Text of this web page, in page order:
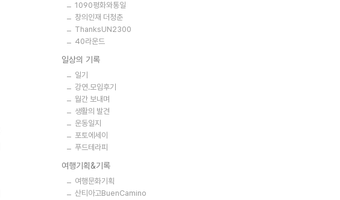
1090평화와통일
창의인재 더청춘
ThanksUN2300
40라운드
일상의 기록
일기
강연.모임후기
월간 보내며
생활의 발견
운동일지
포토에세이
푸드테라피
여행기획&기록
여행문화기획
산티아고BuenCamino